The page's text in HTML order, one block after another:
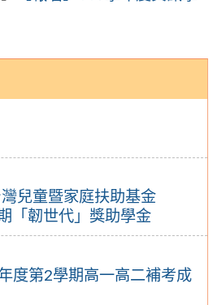
兒童暨家庭扶助基金
「韌世代」獎助學金
度第2學期高一高二補考成